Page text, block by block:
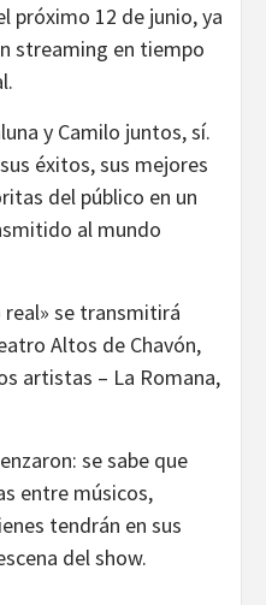
próximo 12 de junio, ya
streaming en tiempo
y Camilo juntos, sí.
éxitos, sus mejores
del público en un
al mundo
se transmitirá
Altos de Chavón,
artistas – La Romana,
se sabe que
entre músicos,
tendrán en sus
del show.